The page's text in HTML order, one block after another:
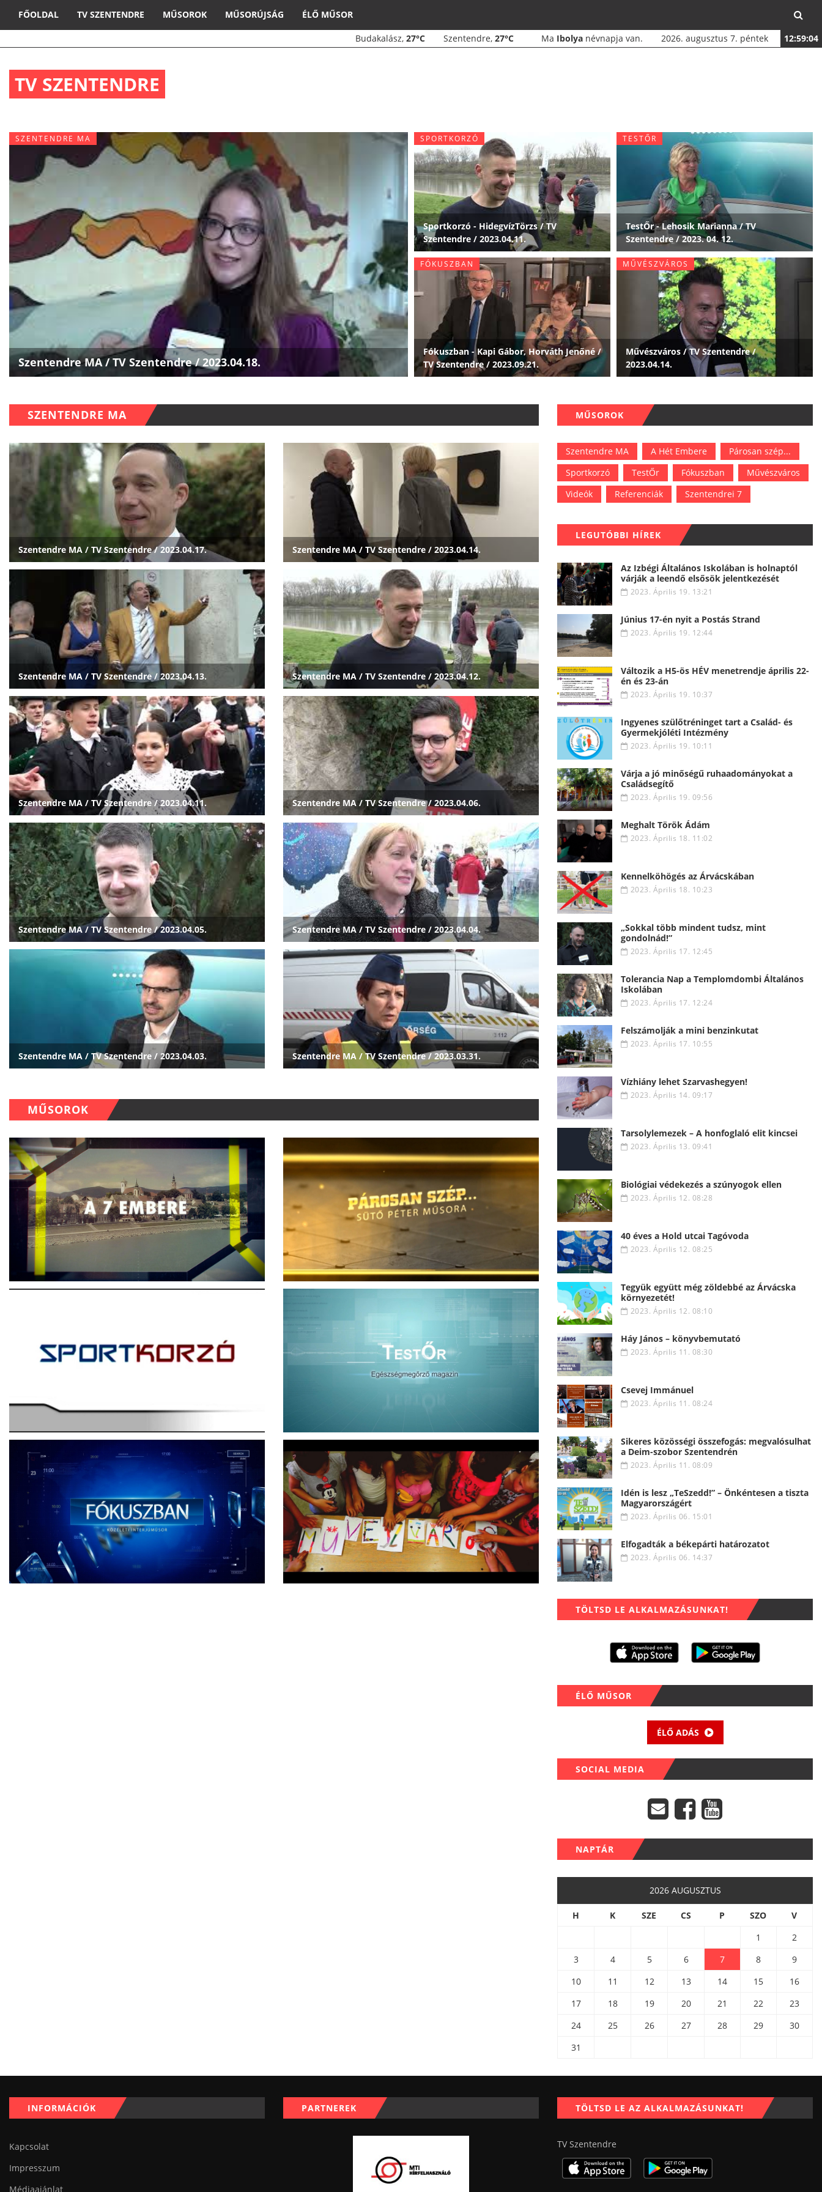
FŐOLDAL TV SZENTENDRE MŰSOROK MŰSORÚJSÁG ÉLŐ MŰSOR
Budakalász, 27°C Szentendre, 27°C Ma Ibolya névnapja van. 2026. augusztus 7. péntek 12:59:06
TV SZENTENDRE
SZENTENDRE MA
Szentendre MA / TV Szentendre / 2023.04.18.
SPORTKORZÓ
Sportkorzó - HidegvízTörzs / TV
Szentendre / 2023.04.11.
TESTŐR
TestŐr - Lehosik Marianna / TV
Szentendre / 2023. 04. 12.
FÓKUSZBAN
Fókuszban - Kapi Gábor, Horváth Jenőné /
TV Szentendre / 2023.09.21.
MŰVÉSZVÁROS
Művészváros / TV Szentendre /
2023.04.14.
SZENTENDRE MA
Szentendre MA / TV Szentendre / 2023.04.17. Szentendre MA / TV Szentendre / 2023.04.14.
Szentendre MA / TV Szentendre / 2023.04.13. Szentendre MA / TV Szentendre / 2023.04.12.
Szentendre MA / TV Szentendre / 2023.04.11. Szentendre MA / TV Szentendre / 2023.04.06.
Szentendre MA / TV Szentendre / 2023.04.05. Szentendre MA / TV Szentendre / 2023.04.04.
Szentendre MA / TV Szentendre / 2023.04.03. Szentendre MA / TV Szentendre / 2023.03.31.
MŰSOROK
MŰSOROK
Szentendre MA A Hét Embere
Párosan szép...
Sportkorzó
TestŐr Fókuszban
Művészváros
Videók
Referenciák Szentendrei 7
LEGUTÓBBI HÍREK
Az Izbégi Általános Iskolában is holnaptól
várják a leendő elsősök jelentkezését
2023. Április 19. 13:21
Június 17-én nyit a Postás Strand
2023. Április 19. 12:44
Változik a H5-ös HÉV menetrendje április 22-
én és 23-án
2023. Április 19. 10:37
Ingyenes szülőtréninget tart a Család- és
Gyermekjóléti Intézmény
2023. Április 19. 10:11
Várja a jó minőségű ruhaadományokat a
Családsegítő
2023. Április 19. 09:56
Meghalt Török Ádám
2023. Április 18. 11:02
Kennelköhögés az Árvácskában
2023. Április 18. 10:23
„Sokkal több mindent tudsz, mint
gondolnád!”
2023. Április 17. 12:45
Tolerancia Nap a Templomdombi Általános
Iskolában
2023. Április 17. 12:24
Felszámolják a mini benzinkutat
2023. Április 17. 10:55
Vízhiány lehet Szarvashegyen!
2023. Április 14. 09:17
Tarsolylemezek – A honfoglaló elit kincsei
2023. Április 13. 09:41
Biológiai védekezés a szúnyogok ellen
2023. Április 12. 08:28
40 éves a Hold utcai Tagóvoda
2023. Április 12. 08:25
Tegyük együtt még zöldebbé az Árvácska
környezetét!
2023. Április 12. 08:10
Háy János – könyvbemutató
2023. Április 11. 08:30
Csevej Immánuel
2023. Április 11. 08:24
Sikeres közösségi összefogás: megvalósulhat
a Deim-szobor Szentendrén
2023. Április 11. 08:09
Idén is lesz „TeSzedd!” – Önkéntesen a tiszta
Magyarországért
2023. Április 06. 15:01
Elfogadták a békepárti határozatot
2023. Április 06. 14:37
TÖLTSD LE ALKALMAZÁSUNKAT!
ÉLŐ MŰSOR
ÉLŐ ADÁS
SOCIAL MEDIA
NAPTÁR
2026 AUGUSZTUS
H K SZE CS P SZO
V
1
2
3
4 5 6 7 8
9
10
11 12 13 14 15
16
17
18 19 20 21 22
23
24
25 26 27 28 29
30
31
INFORMÁCIÓK
Kapcsolat
Impresszum
Médiaajánlat
PARTNEREK TÖLTSD LE AZ ALKALMAZÁSUNKAT!
TV Szentendre